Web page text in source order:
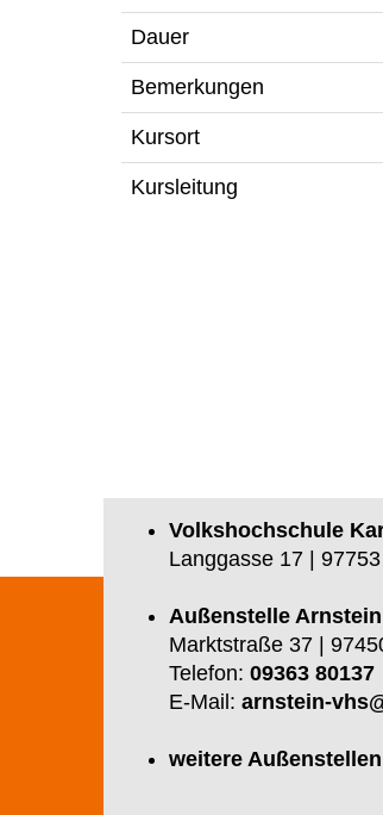
Dauer
Bemerkungen
Kursort
Kursleitung
Volkshochschule
Langgasse 17 |
Außenstelle Arnstein
Marktstraße 37 |
Telefon: 09363 80137
E-Mail: arnstein-
weitere Außenstellen